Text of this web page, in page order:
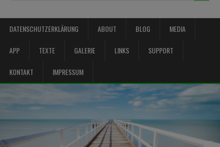
DATENSCHUTZERKLÄRUNG ABOUT BLOG MEDIA
APP TEXTE GALERIE LINKS SUPPORT
KONTAKT IMPRESSUM